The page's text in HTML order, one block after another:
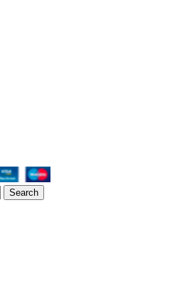
Search